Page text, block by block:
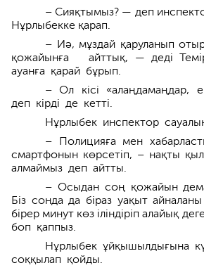
– Сияқтымыз? — деп
Нұрлыбекке қарап.
– Иә, мұздай қаруланып
қожайынға айттық, — деді Темір
ауан­ға қарай бұрып.
– Ол кісі «алаңдамаңдар,
деп кірді де кетті.
Нұрлы­бек инспектор
– Полицияға мен
смартфонын көрсетіп, – нақты
алмаймыз деп айтты.
– Осыдан соң қожайын
Біз сонда да біраз уақыт
бірер минут көз іліндіріп алайық
боп қаппыз.
Нұрлыбек ұйқышылдығына
соққылап қойды.